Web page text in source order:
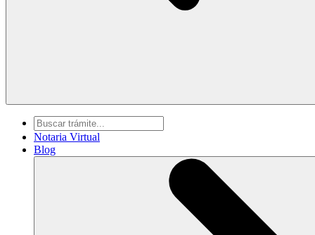
Notaria Virtual
Blog